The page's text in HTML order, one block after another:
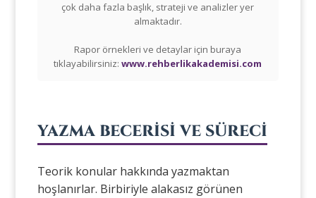
çok daha fazla başlık, strateji ve analizler yer
almaktadır.
Rapor örnekleri ve detaylar için buraya
tıklayabilirsiniz:www.rehberlikakademisi.com
YAZMA BECERİSİ VE SÜRECİ
Teorik konular hakkında yazmaktan
hoşlanırlar. Birbiriyle alakasız görünen